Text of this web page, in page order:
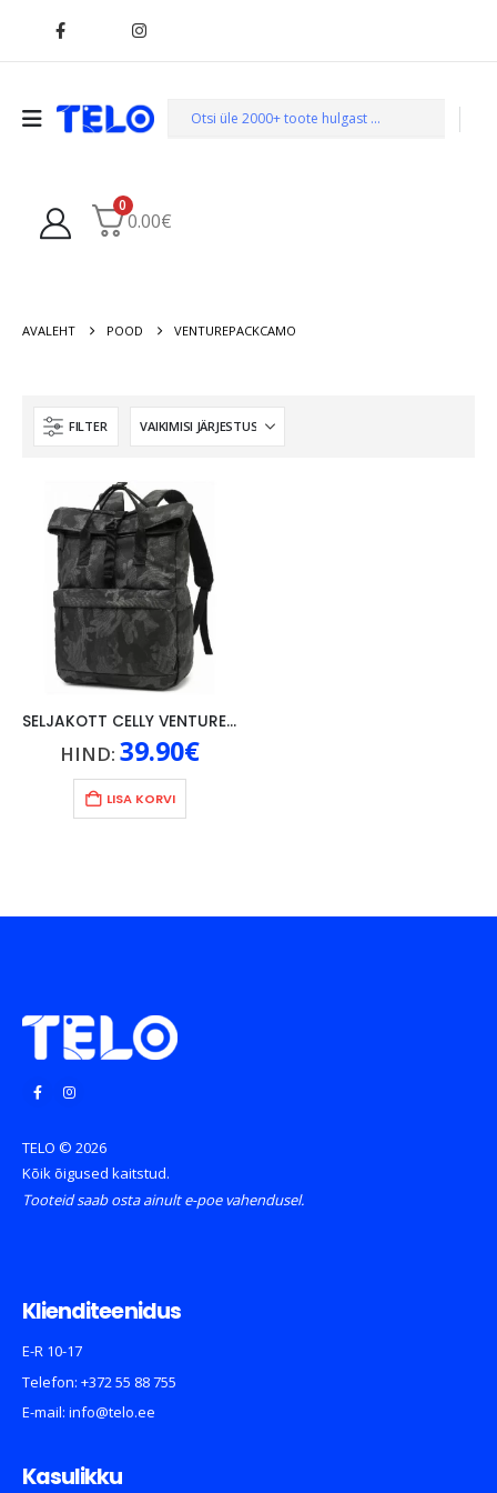
0
0.00€
AVALEHT POOD VENTUREPACKCAMO
FILTER
SELJAKOTT CELLY VENTUREPACK 16″ CAMO
HIND: 39.90€
LISA KORVI
TELO © 2026
Kõik õigused kaitstud.
Tooteid saab osta ainult e-poe vahendusel.
Klienditeenidus
E-R 10-17
Telefon: +372 55 88 755
E-mail: info@telo.ee
Kasulikku